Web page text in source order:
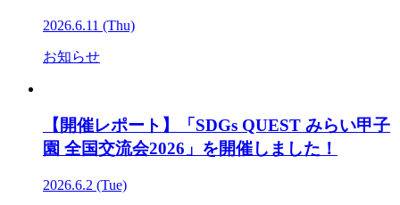
2026.6.11 (Thu)
お知らせ
【開催レポート】「SDGs QUEST みらい甲子
園 全国交流会2026」を開催しました！
2026.6.2 (Tue)